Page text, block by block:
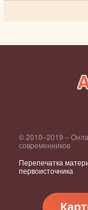
© 2010–2019 –
современников
Перепечатка
первоисточника